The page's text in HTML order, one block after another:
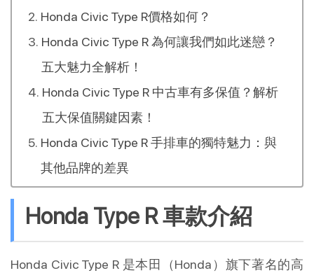
Honda Civic Type R價格如何？
Honda Civic Type R 為何讓我們如此迷戀？
五大魅力全解析！
Honda Civic Type R 中古車有多保值？解析
五大保值關鍵因素！
Honda Civic Type R 手排車的獨特魅力：與
其他品牌的差異
Honda Type R 車款介紹
Honda Civic Type R 是本田（Honda）旗下著名的高